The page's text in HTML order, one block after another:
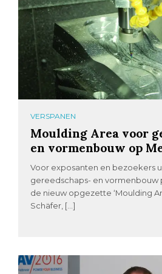
VERSPANEN
Moulding Area voor
en vormenbouw op
Voor exposanten en bezoekers
gereedschaps- en vormenbouw
de nieuw opgezette ‘Moulding
Schäfer, […]